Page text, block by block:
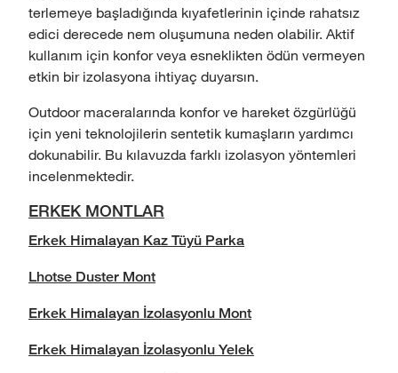
terlemeye başladığında kıyafetlerinin içinde rahatsız
edici derecede nem oluşumuna neden olabilir. Aktif
kullanım için konfor veya esneklikten ödün vermeyen
etkin bir izolasyona ihtiyaç duyarsın.
Outdoor maceralarında konfor ve hareket özgürlüğü
için yeni teknolojilerin sentetik kumaşların yardımcı
dokunabilir. Bu kılavuzda farklı izolasyon yöntemleri
incelenmektedir.
ERKEK MONTLAR
Erkek Himalayan Kaz Tüyü Parka
Lhotse Duster Mont
Erkek Himalayan İzolasyonlu Mont
Erkek Himalayan İzolasyonlu Yelek